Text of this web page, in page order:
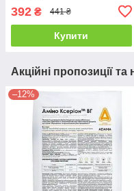
392 ₴ 441 ₴
Купити
Акційні пропозиції та
–12%